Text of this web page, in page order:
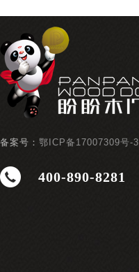
备案号： 鄂ICP备17007309号-3
400-890-8281